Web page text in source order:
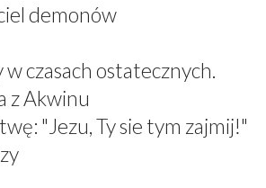
demonów
czasach ostatecznych.
z Akwinu
"Jezu, Ty sie tym zajmij!"